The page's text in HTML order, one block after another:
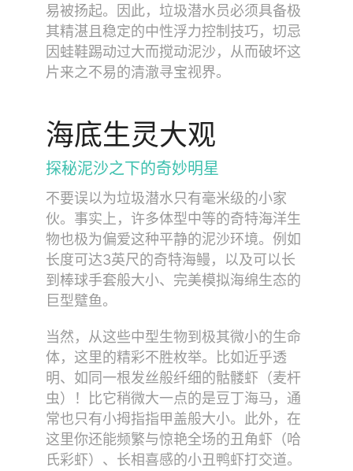
易被扬起。因此，垃圾潜水员必须具备极
其精湛且稳定的中性浮力控制技巧，切忌
因蛙鞋踢动过大而搅动泥沙，从而破坏这
片来之不易的清澈寻宝视界。
海底生灵大观
探秘泥沙之下的奇妙明星
不要误以为垃圾潜水只有毫米级的小家
伙。事实上，许多体型中等的奇特海洋生
物也极为偏爱这种平静的泥沙环境。例如
长度可达3英尺的奇特海鳗，以及可以长
到棒球手套般大小、完美模拟海绵生态的
巨型躄鱼。
当然，从这些中型生物到极其微小的生命
体，这里的精彩不胜枚举。比如近乎透
明、如同一根发丝般纤细的骷髅虾（麦杆
虫）！比它稍微大一点的是豆丁海马，通
常也只有小拇指指甲盖般大小。此外，在
这里你还能频繁与惊艳全场的丑角虾（哈
氏彩虾）、长相喜感的小丑鸭虾打交道。